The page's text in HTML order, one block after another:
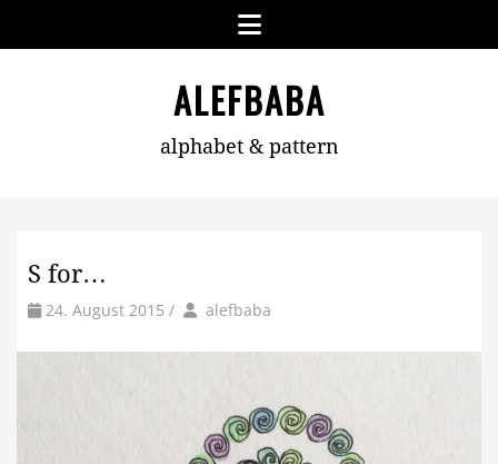
Menu
ALEFBABA
alphabet & pattern
S for…
24. August 2015 / by Author
alefbaba